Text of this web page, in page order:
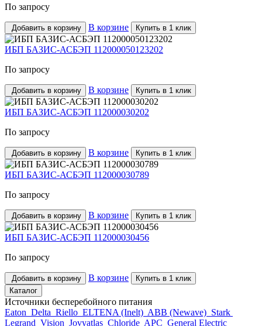
По запросу
Добавить в корзину В корзине Купить в 1 клик
ИБП БАЗИС-АСБЭП 112000050123202
По запросу
Добавить в корзину В корзине Купить в 1 клик
ИБП БАЗИС-АСБЭП 112000030202
По запросу
Добавить в корзину В корзине Купить в 1 клик
ИБП БАЗИС-АСБЭП 112000030789
По запросу
Добавить в корзину В корзине Купить в 1 клик
ИБП БАЗИС-АСБЭП 112000030456
По запросу
Добавить в корзину В корзине
Купить в 1 клик
Каталог
Источники бесперебойного питания
Eaton Delta Riello ELTENA (Inelt) ABB (Newave) Stark
Legrand Vision Jovyatlas Chloride APC General Electric